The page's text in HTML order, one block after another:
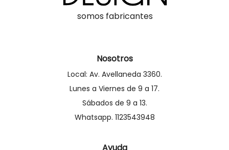
somos fabricantes
Nosotros
Local: Av. Avellaneda 3360.
Lunes a Viernes de 9 a 17.
Sábados de 9 a 13.
Whatsapp. 1123543948